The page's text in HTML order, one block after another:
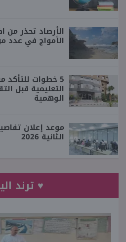
الأرصاد تحذر من
الأمواج في عدد
5 خطوات
التعليمية قبل
الوهمية
موعد إعلان
الثانية 2026
♥ ترند